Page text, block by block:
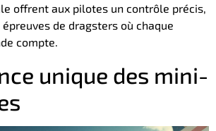
offrent aux pilotes un contrôle précis,
de dragsters où chaque
compte.
unique des mini-